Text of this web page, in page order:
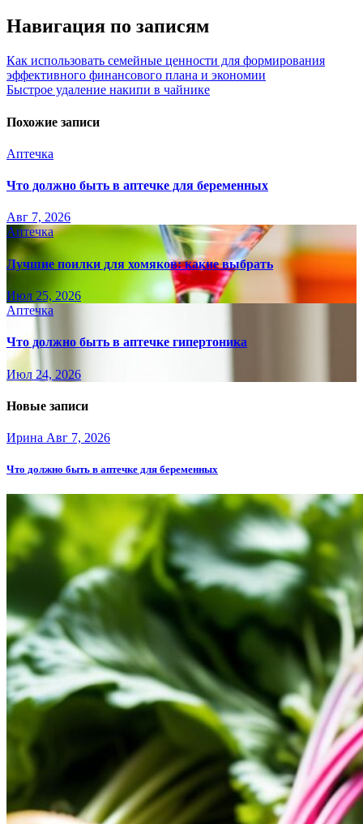
Навигация по записям
Как использовать семейные ценности для формирования
эффективного финансового плана и экономии
Быстрое удаление накипи в чайнике
Похожие записи
Аптечка
Что должно быть в аптечке для беременных
Авг 7, 2026
Аптечка
Лучшие поилки для хомяков: какие выбрать
Июл 25, 2026
Аптечка
Что должно быть в аптечке гипертоника
Июл 24, 2026
Новые записи
Ирина Авг 7, 2026
Что должно быть в аптечке для беременных